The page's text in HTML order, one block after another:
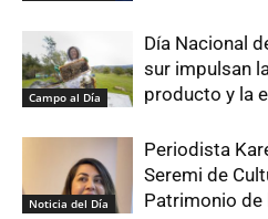
Campo al Día
Día Nacional
sur impulsan
producto y la
Noticia del Día
Periodista
Seremi de
Patrimonio de